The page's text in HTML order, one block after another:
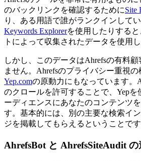
のバックリンクを確認するためにSite
り、ある用語で誰がランクインして
Keywords Explorerを使用したりする
トによって収集されたデータを使用
しかし、このデータはAhrefsの有料
ません。Ahrefsのプライバシー重視
Yep.comの原動力にもなっています。
のクロールを許可することで、Yep
ーディエンスにあなたのコンテンツ
す。基本的には、別の主要な検索イ
ジを掲載してもらえるということです
AhrefsBot と AhrefsSiteAudit の